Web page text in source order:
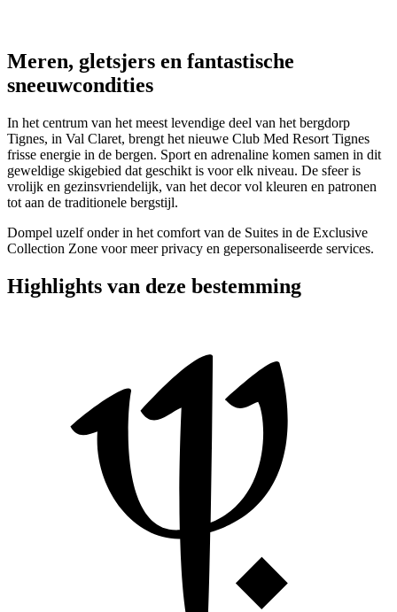
Meren, gletsjers en fantastische
sneeuwcondities
In het centrum van het meest levendige deel van het bergdorp
Tignes, in Val Claret, brengt het nieuwe Club Med Resort Tignes
frisse energie in de bergen. Sport en adrenaline komen samen in dit
geweldige skigebied dat geschikt is voor elk niveau. De sfeer is
vrolijk en gezinsvriendelijk, van het decor vol kleuren en patronen
tot aan de traditionele bergstijl.
Dompel uzelf onder in het comfort van de Suites in de Exclusive
Collection Zone voor meer privacy en gepersonaliseerde services.
Highlights van deze bestemming